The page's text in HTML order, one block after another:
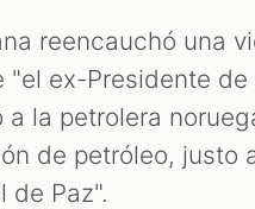
reencauchó una
"el ex-Presidente de
a la petrolera
de petróleo, justo
de Paz".